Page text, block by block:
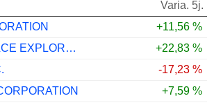
Varia. 5j.
+11,56 %
SPACEX (SPACE EXPLORATION TECHNOLOGIES)
+22,83 %
-17,23 %
+7,59 %